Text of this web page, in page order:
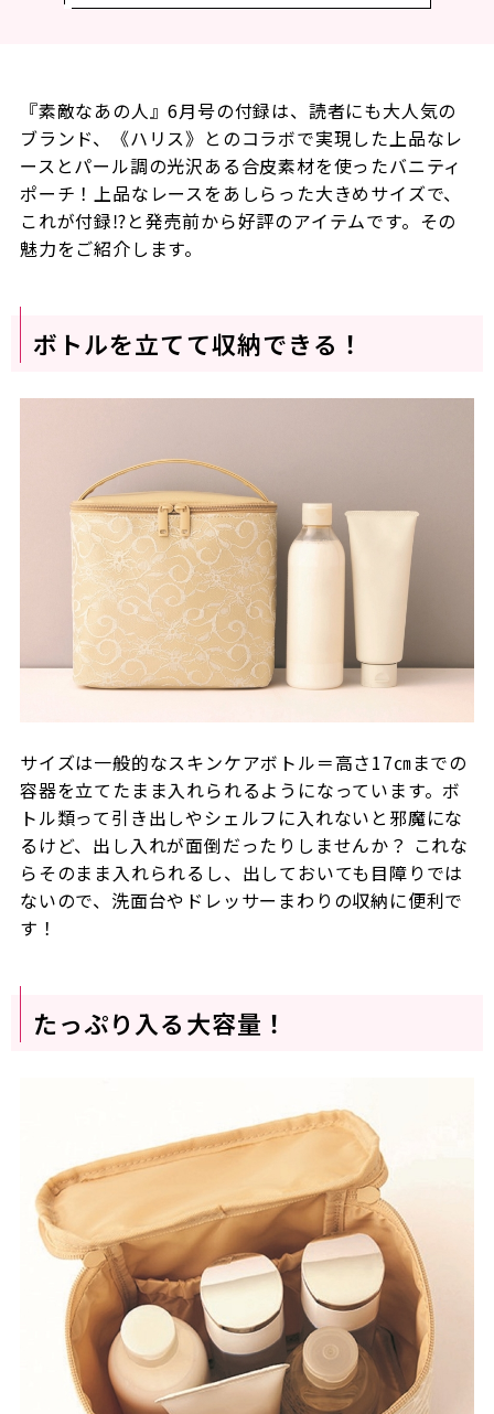
『素敵なあの人』6月号の付録は、読者にも大人気の
ブランド、《ハリス》とのコラボで実現した上品なレ
ースとパール調の光沢ある合皮素材を使ったバニティ
ポーチ！上品なレースをあしらった大きめサイズで、
これが付録⁉と発売前から好評のアイテムです。 その
魅力をご紹介します。
ボトルを立てて収納できる！
サイズは一般的なスキンケアボトル＝高さ17㎝までの
容器を立てたまま入れられるようになっています。ボ
トル類って引き出しやシェルフに入れないと邪魔にな
るけど、出し入れが面倒だったりしませんか？ これな
らそのまま入れられるし、出しておいても目障りでは
ないので、洗面台やドレッサーまわりの収納に便利で
す！
たっぷり入る大容量！